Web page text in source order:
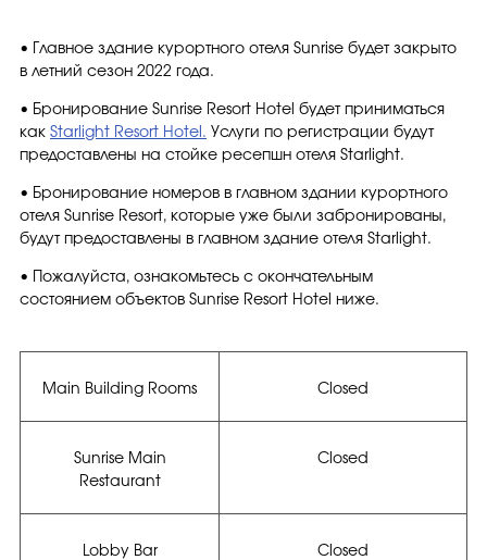
• Главное здание курортного отеля Sunrise будет закрыто
в летний сезон 2022 года.
• Бронирование Sunrise Resort Hotel будет приниматься
как Starlight Resort Hotel. Услуги по регистрации будут
предоставлены на стойке ресепшн отеля Starlight.
• Бронирование номеров в главном здании курортного
отеля Sunrise Resort, которые уже были забронированы,
будут предоставлены в главном здание отеля Starlight.
• Пожалуйста, ознакомьтесь с окончательным
состоянием объектов Sunrise Resort Hotel ниже.
Main Building Rooms Closed
Sunrise Main
Restaurant
Closed
Lobby Bar Closed